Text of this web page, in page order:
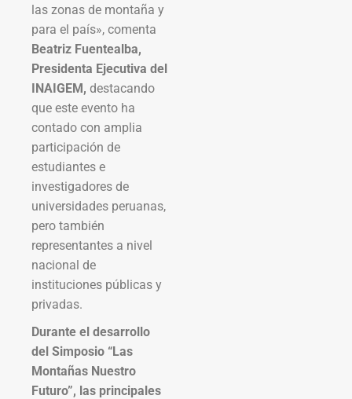
las zonas de montaña y
para el país», comenta
Beatriz Fuentealba,
Presidenta Ejecutiva del
INAIGEM, destacando
que este evento ha
contado con amplia
participación de
estudiantes e
investigadores de
universidades peruanas,
pero también
representantes a nivel
nacional de
instituciones públicas y
privadas.
Durante el desarrollo
del Simposio “Las
Montañas Nuestro
Futuro”, las principales